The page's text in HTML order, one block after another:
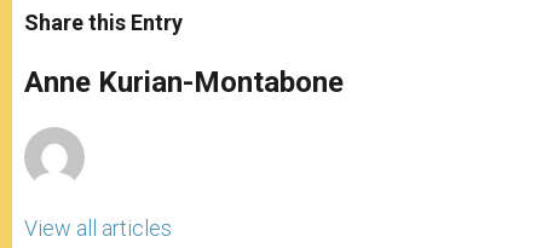
t
s
p
p
s
e
g
e
e
b
o
k
r
Share this Entry
Anne Kurian-Montabone
View all articles